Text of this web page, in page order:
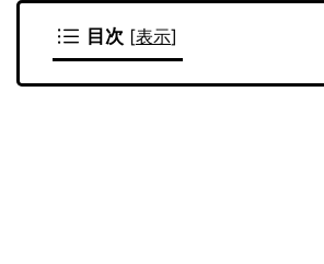
目次 [表示]